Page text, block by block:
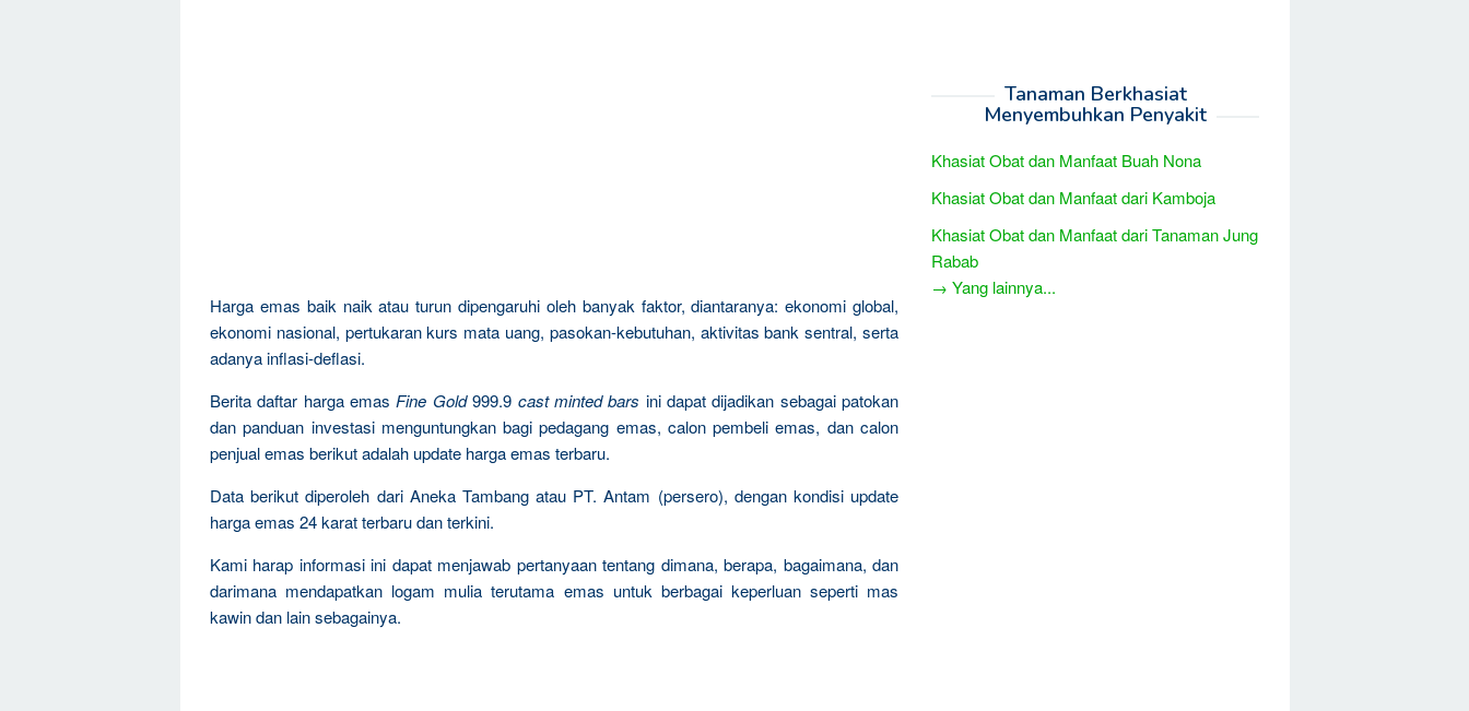
Harga emas baik naik atau turun dipengaruhi oleh banyak faktor, diantaranya: ekonomi global,
ekonomi nasional, pertukaran kurs mata uang, pasokan-kebutuhan, aktivitas bank sentral, serta
adanya inflasi-deflasi.
Berita daftar harga emas Fine Gold999.9 cast minted bars ini dapat dijadikan sebagai patokan
dan panduan investasi menguntungkan bagi pedagang emas, calon pembeli emas, dan calon
penjual emas berikut adalah update harga emas terbaru.
Data berikut diperoleh dari Aneka Tambang atau PT. Antam (persero), dengan kondisi update
harga emas 24 karat terbaru dan terkini.
Kami harap informasi ini dapat menjawab pertanyaan tentang dimana, berapa, bagaimana, dan
darimana mendapatkan logam mulia terutama emas untuk berbagai keperluan seperti mas
kawin dan lain sebagainya.
Tanaman Berkhasiat
Menyembuhkan Penyakit
Khasiat Obat dan Manfaat Buah Nona
Khasiat Obat dan Manfaat dari Kamboja
Khasiat Obat dan Manfaat dari Tanaman Jung
Rabab
→ Yang lainnya...